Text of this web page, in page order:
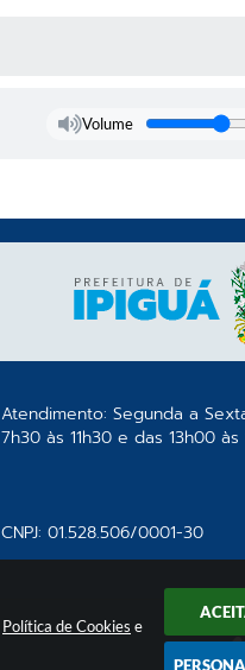
Política de Cookies e
Volume
Atendimento: Segunda a
7h30 às 11h30 e das 13h00 às
CNPJ: 01.528.506/0001-30